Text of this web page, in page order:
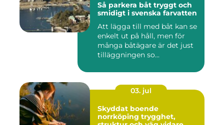
Så parkera båt tryggt och
smidigt i svenska farvatten
Att lägga till med båt kan se
enkelt ut på håll, men för
många båtägare är det just
tilläggningen so...
03. jul
Skyddat boende
norrköping trygghet,